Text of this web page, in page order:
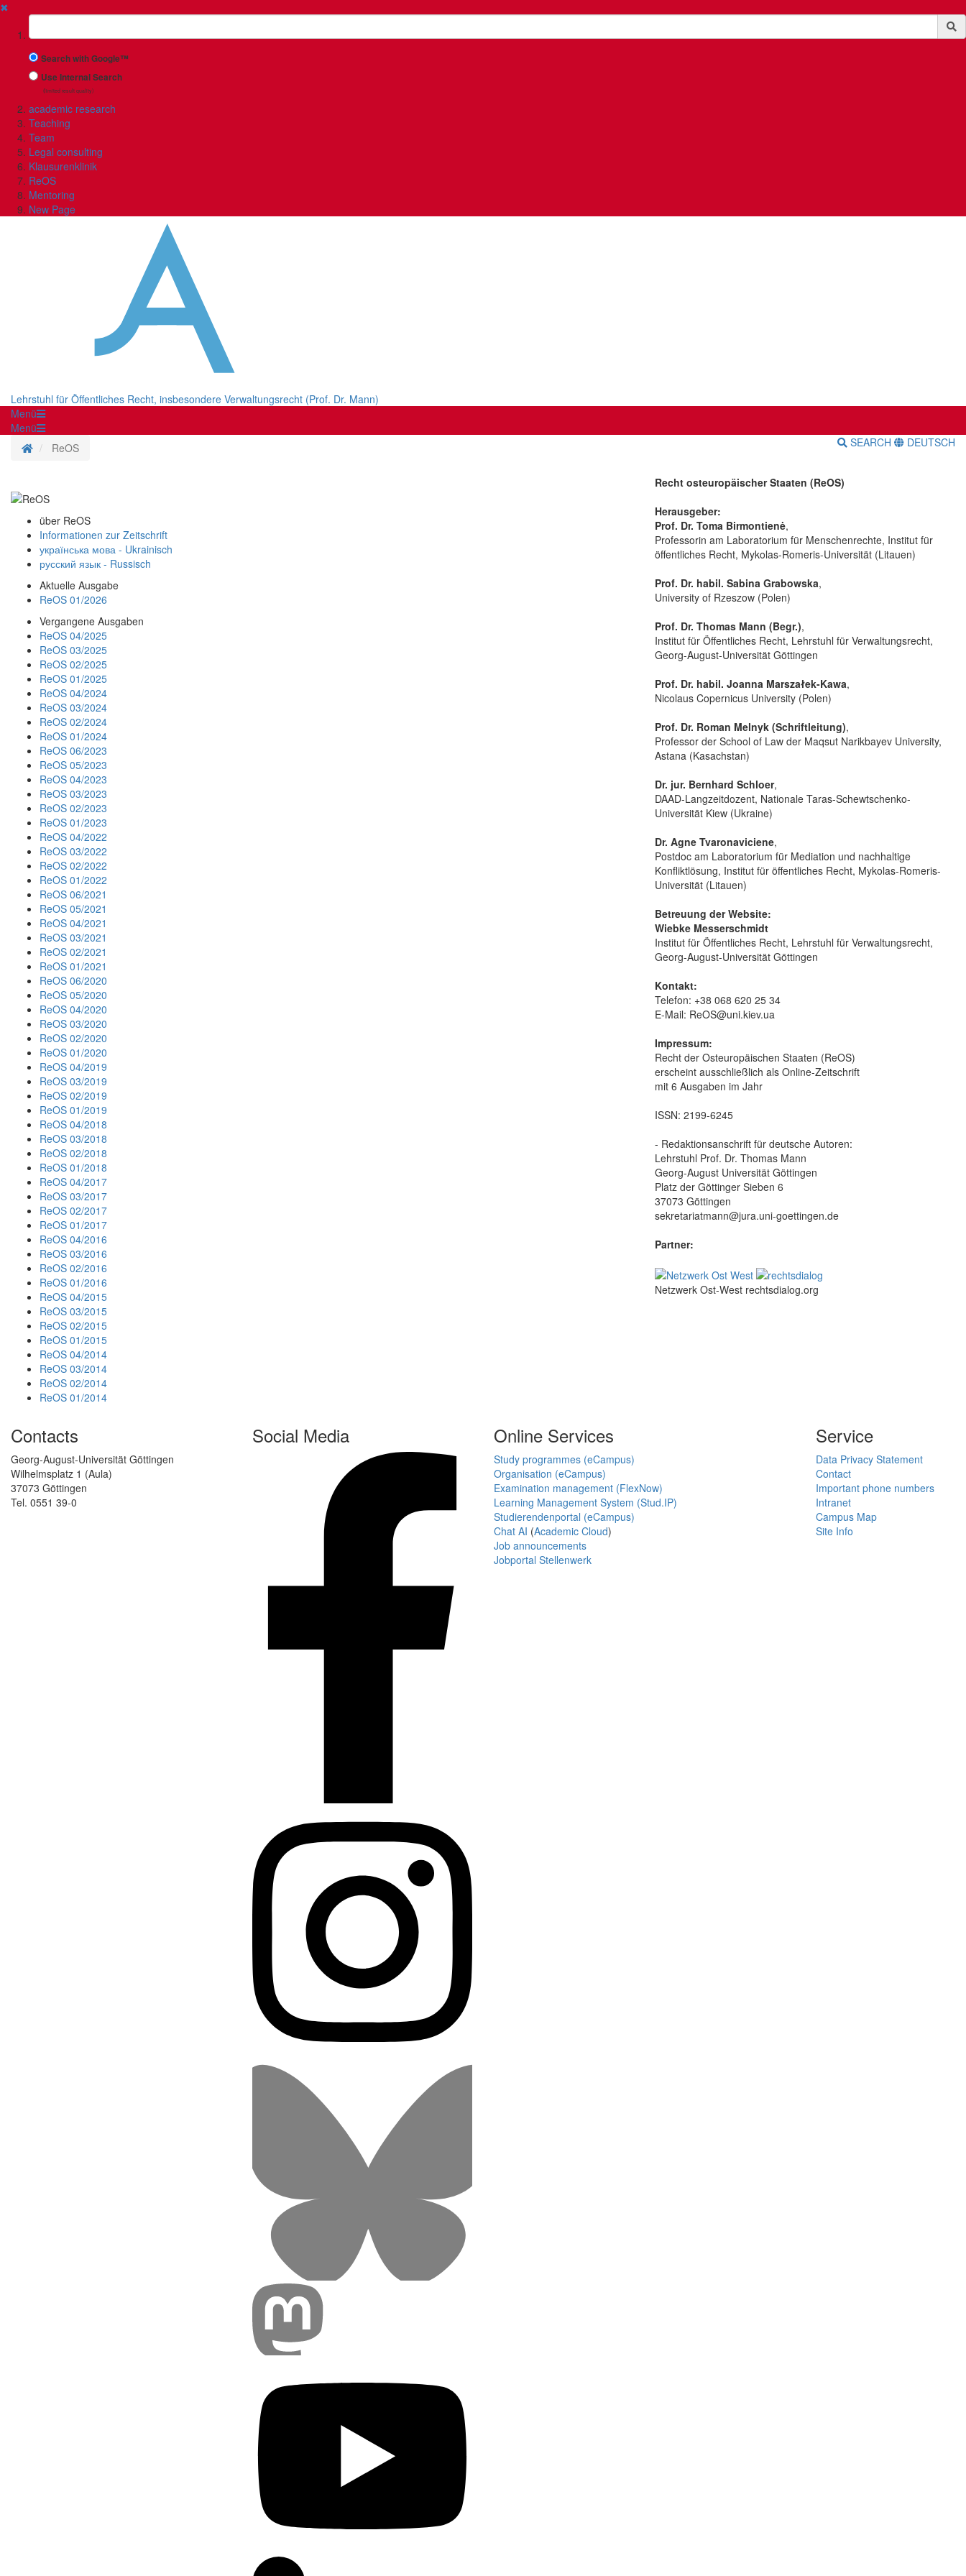
✖
Suchbegriff
Search with Google™
Use Internal Search
(limited result quality)
academic research
Teaching
Team
Legal consulting
Klausurenklinik
ReOS
Mentoring
New Page
Lehrstuhl für Öffentliches Recht, insbesondere Verwaltungsrecht (Prof. Dr. Mann)
Menü
Menü
Homepage
ReOS SEARCH DEUTSCH
über ReOS
Informationen zur Zeitschrift
українська мова - Ukrainisch
русский язык - Russisch
Aktuelle Ausgabe
ReOS 01/2026
Vergangene Ausgaben
ReOS 04/2025
ReOS 03/2025
ReOS 02/2025
ReOS 01/2025
ReOS 04/2024
ReOS 03/2024
ReOS 02/2024
ReOS 01/2024
ReOS 06/2023
ReOS 05/2023
ReOS 04/2023
ReOS 03/2023
ReOS 02/2023
ReOS 01/2023
ReOS 04/2022
ReOS 03/2022
ReOS 02/2022
ReOS 01/2022
ReOS 06/2021
ReOS 05/2021
ReOS 04/2021
ReOS 03/2021
ReOS 02/2021
ReOS 01/2021
ReOS 06/2020
ReOS 05/2020
ReOS 04/2020
ReOS 03/2020
ReOS 02/2020
ReOS 01/2020
ReOS 04/2019
ReOS 03/2019
ReOS 02/2019
ReOS 01/2019
ReOS 04/2018
ReOS 03/2018
ReOS 02/2018
ReOS 01/2018
ReOS 04/2017
ReOS 03/2017
ReOS 02/2017
ReOS 01/2017
ReOS 04/2016
ReOS 03/2016
ReOS 02/2016
ReOS 01/2016
ReOS 04/2015
ReOS 03/2015
ReOS 02/2015
ReOS 01/2015
ReOS 04/2014
ReOS 03/2014
ReOS 02/2014
ReOS 01/2014
Recht osteuropäischer Staaten (ReOS)
Herausgeber:
Prof. Dr. Toma Birmontienė,
Professorin am Laboratorium für Menschenrechte, Institut für
öffentliches Recht, Mykolas-Romeris-Universität (Litauen)
Prof. Dr. habil. Sabina Grabowska,
University of Rzeszow (Polen)
Prof. Dr. Thomas Mann (Begr.),
Institut für Öffentliches Recht, Lehrstuhl für Verwaltungsrecht,
Georg-August-Universität Göttingen
Prof. Dr. habil. Joanna Marszałek-Kawa,
Nicolaus Copernicus University (Polen)
Prof. Dr. Roman Melnyk (Schriftleitung),
Professor der School of Law der Maqsut Narikbayev University,
Astana (Kasachstan)
Dr. jur. Bernhard Schloer,
DAAD-Langzeitdozent, Nationale Taras-Schewtschenko-
Universität Kiew (Ukraine)
Dr. Agne Tvaronaviciene,
Postdoc am Laboratorium für Mediation und nachhaltige
Konfliktlösung, Institut für öffentliches Recht, Mykolas-Romeris-
Universität (Litauen)
Betreuung der Website:
Wiebke Messerschmidt
Institut für Öffentliches Recht, Lehrstuhl für Verwaltungsrecht,
Georg-August-Universität Göttingen
Kontakt:
Telefon: +38 068 620 25 34
E-Mail: ReOS@uni.kiev.ua
Impressum:
Recht der Osteuropäischen Staaten (ReOS)
erscheint ausschließlich als Online-Zeitschrift
mit 6 Ausgaben im Jahr
ISSN: 2199-6245
- Redaktionsanschrift für deutsche Autoren:
Lehrstuhl Prof. Dr. Thomas Mann
Georg-August Universität Göttingen
Platz der Göttinger Sieben 6
37073 Göttingen
sekretariatmann@jura.uni-goettingen.de
Partner:
Netzwerk Ost-West rechtsdialog.org
Contacts
Georg-August-Universität Göttingen
Wilhelmsplatz 1 (Aula)
37073 Göttingen
Tel. 0551 39-0
Social Media Online Services
Study programmes (eCampus)
Organisation (eCampus)
Examination management (FlexNow)
Learning Management System (Stud.IP)
Studierendenportal (eCampus)
Chat AI (Academic Cloud)
Job announcements
Jobportal Stellenwerk
Service
Data Privacy Statement
Contact
Important phone numbers
Intranet
Campus Map
Site Info